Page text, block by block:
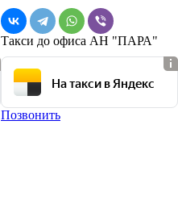
Такси до офиса АН "ПАРА"
На такси в Яндекс
Позвонить